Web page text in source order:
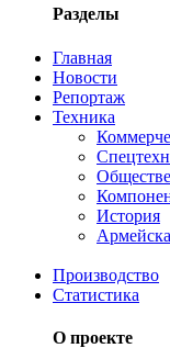
Разделы
Главная
Новости
Репортаж
Техника
История
Производство
Статистика
О проекте